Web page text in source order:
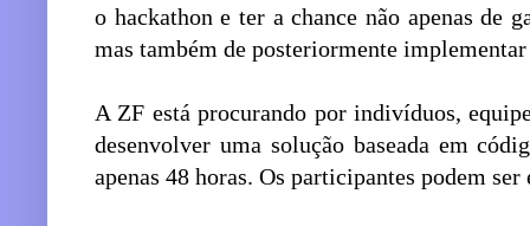
o hackathon e ter a chance não apenas de
mas também de posteriormente
A ZF está procurando por indivíduos,
desenvolver uma solução baseada em
apenas 48 horas. Os participantes podem